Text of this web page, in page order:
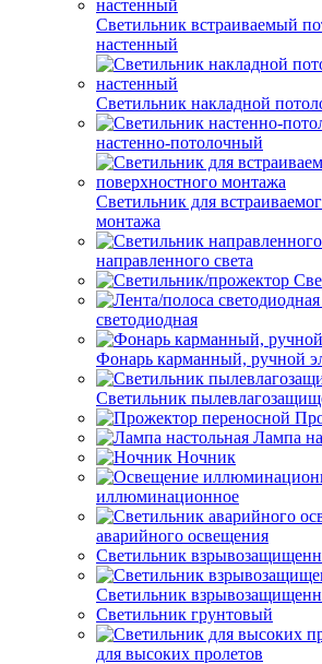
Светильник встраиваемый
настенный
Светильник накладной
настенно-потолочный
Светильник для
монтажа
направленного света
светодиодная
Фонарь карманный, ручной
Светильник
Лампа
Ночник
иллюминационное
аварийного освещения
Светильник
Светильник
Светильник грунтовый
для высоких пролетов